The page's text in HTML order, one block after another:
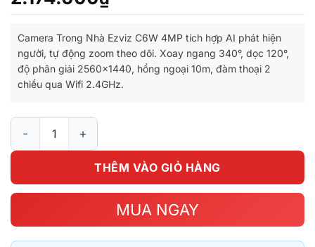
Camera Trong Nhà Ezviz C6W 4MP tích hợp AI phát hiện
người, tự động zoom theo dõi. Xoay ngang 340°, dọc 120°,
độ phân giải 2560×1440, hồng ngoại 10m, đàm thoại 2
chiều qua Wifi 2.4GHz.
THÊM VÀO GIỎ HÀNG
MUA NGAY